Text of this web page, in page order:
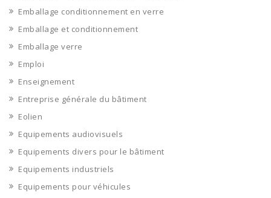
Emballage conditionnement en verre
Emballage et conditionnement
Emballage verre
Emploi
Enseignement
Entreprise générale du bâtiment
Eolien
Equipements audiovisuels
Equipements divers pour le bâtiment
Equipements industriels
Equipements pour véhicules